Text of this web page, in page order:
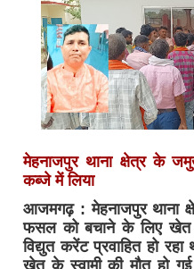
मेहनाजपुर थाना क्षेत्र के
कब्जे में लिया
आजमगढ़ : मेहनाजपुर थाना
फसल को बचाने के लिए खेत
विद्युत करेंट प्रवाहित हो